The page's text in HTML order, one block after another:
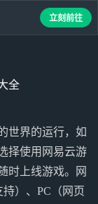
全
世界的运行，如
择使用网易云游
时上线游戏。网
）、PC（网页
立刻前往